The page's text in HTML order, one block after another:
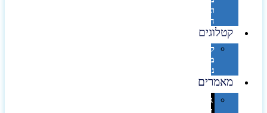
וציוד
היקפי
קטלוגים
קטלוג
מוצרי
נייר
מאמרים
גימורים
והשבחות